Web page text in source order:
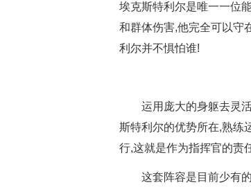
埃克斯特利尔是唯一一位
和群体伤害,他完全可以守
利尔并不惧怕谁!
运用庞大的身躯去灵
斯特利尔的优势所在,熟练
行,这就是作为指挥官的责
这套阵容是目前少有